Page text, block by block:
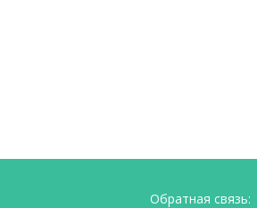
Обратная связь: